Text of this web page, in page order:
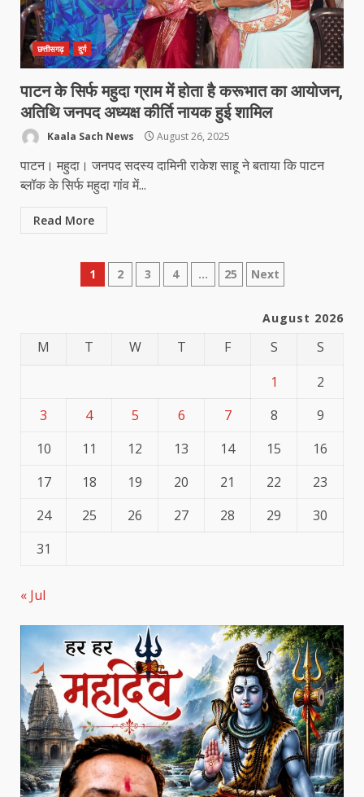
छत्तीसगढ़ दुर्ग
पाटन के सिर्फ महुदा ग्राम में होता है करूभात का आयोजन,
अतिथि जनपद अध्यक्ष कीर्ति नायक हुई शामिल
Kaala Sach News August 26, 2025
पाटन। महुदा। जनपद सदस्य दामिनी राकेश साहू ने बताया कि पाटन
ब्लॉक के सिर्फ महुदा गांव में...
Read More
Posts
1 2 3 4 … 25 Next
August 2026
M T W T F S
S
1
2
3
4 5 6 7 8
9
10
11 12 13 14 15
16
17
18 19 20 21 22
23
24
25 26 27 28 29
30
31
« Jul